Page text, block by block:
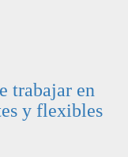
trabajar en
y flexibles